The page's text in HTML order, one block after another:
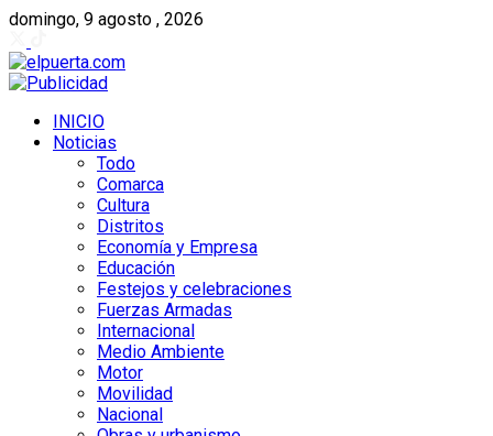
domingo, 9 agosto , 2026
INICIO
Noticias
Todo
Comarca
Cultura
Distritos
Economía y Empresa
Educación
Festejos y celebraciones
Fuerzas Armadas
Internacional
Medio Ambiente
Motor
Movilidad
Nacional